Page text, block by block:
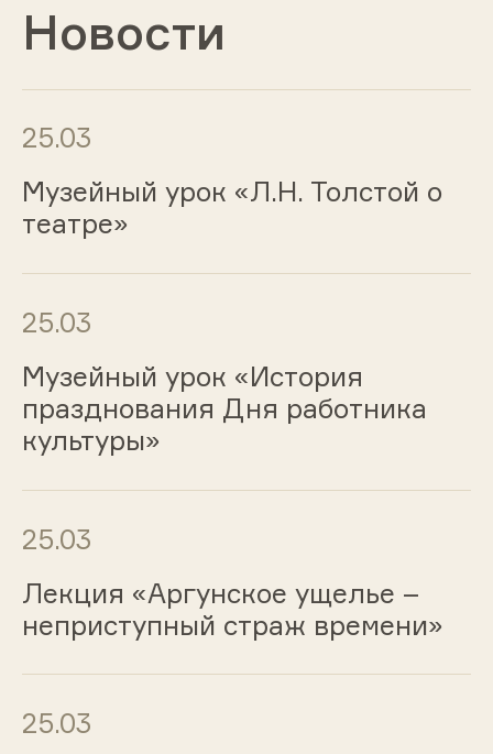
Новости
25.03
Музейный урок «Л.Н. Толстой о
театре»
25.03
Музейный урок «История
празднования Дня работника
культуры»
25.03
Лекция «Аргунское ущелье –
неприступный страж времени»
25.03